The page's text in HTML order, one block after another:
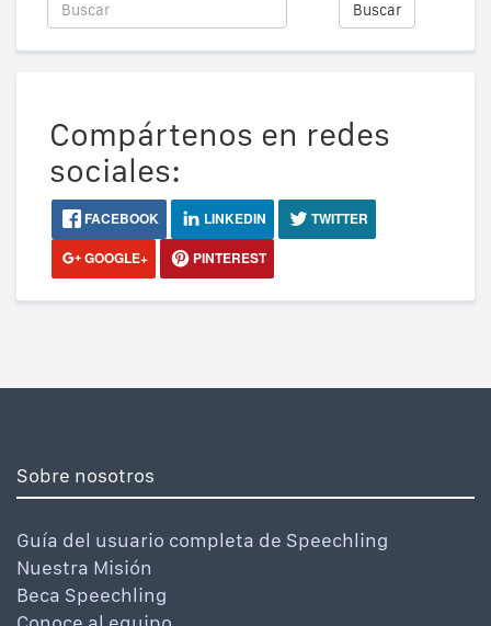
Buscar
Compártenos en redes
sociales:
FACEBOOK LINKEDIN
TWITTER
GOOGLE+
PINTEREST
Sobre nosotros
Guía del usuario completa de Speechling
Nuestra Misión
Beca Speechling